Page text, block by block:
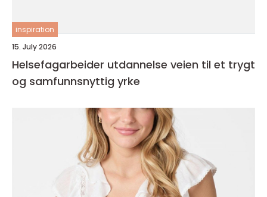
inspiration
15. July 2026
Helsefagarbeider utdannelse veien til et trygt
og samfunnsnyttig yrke